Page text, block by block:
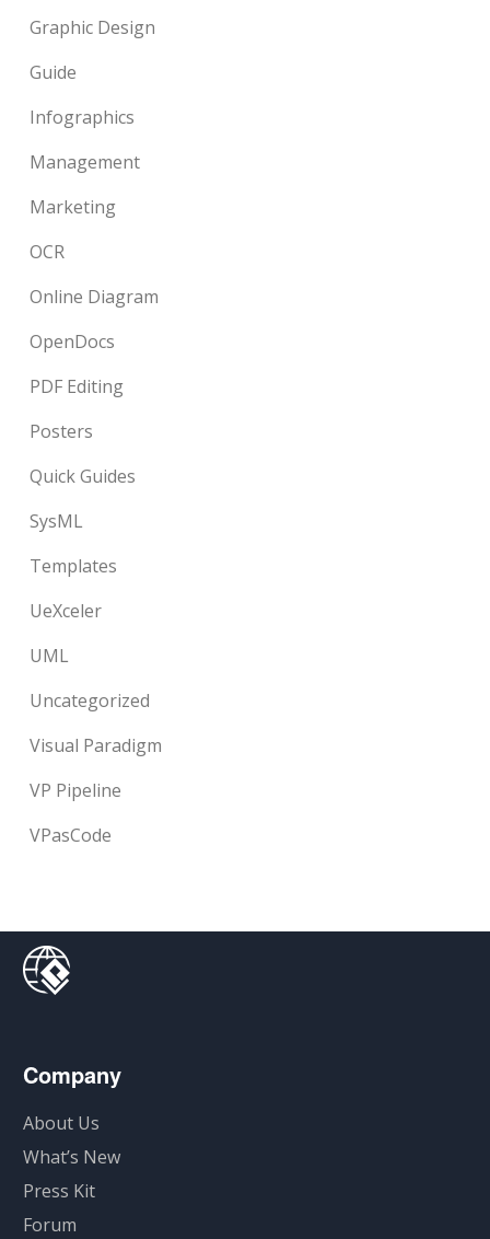
Graphic Design
Guide
Infographics
Management
Marketing
OCR
Online Diagram
OpenDocs
PDF Editing
Posters
Quick Guides
SysML
Templates
UeXceler
UML
Uncategorized
Visual Paradigm
VP Pipeline
VPasCode
Company
About Us
What’s New
Press Kit
Forum